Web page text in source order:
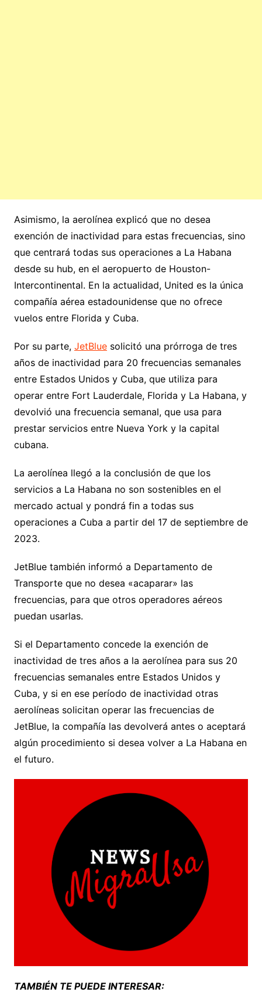
Asimismo, la aerolínea explicó que no desea
exención de inactividad para estas frecuencias, sino
que centrará todas sus operaciones a La Habana
desde su hub, en el aeropuerto de Houston-
Intercontinental. En la actualidad, United es la única
compañía aérea estadounidense que no ofrece
vuelos entre Florida y Cuba.
Por su parte, JetBluesolicitó una prórroga de tres
años de inactividad para 20 frecuencias semanales
entre Estados Unidos y Cuba, que utiliza para
operar entre Fort Lauderdale, Florida y La Habana, y
devolvió una frecuencia semanal, que usa para
prestar servicios entre Nueva York y la capital
cubana.
La aerolínea llegó a la conclusión de que los
servicios a La Habana no son sostenibles en el
mercado actual y pondrá fin a todas sus
operaciones a Cuba a partir del 17 de septiembre de
2023.
JetBlue también informó a Departamento de
Transporte que no desea «acaparar» las
frecuencias, para que otros operadores aéreos
puedan usarlas.
Si el Departamento concede la exención de
inactividad de tres años a la aerolínea para sus 20
frecuencias semanales entre Estados Unidos y
Cuba, y si en ese período de inactividad otras
aerolíneas solicitan operar las frecuencias de
JetBlue, la compañía las devolverá antes o aceptará
algún procedimiento si desea volver a La Habana en
el futuro.
TAMBIÉN TE PUEDE INTERESAR: